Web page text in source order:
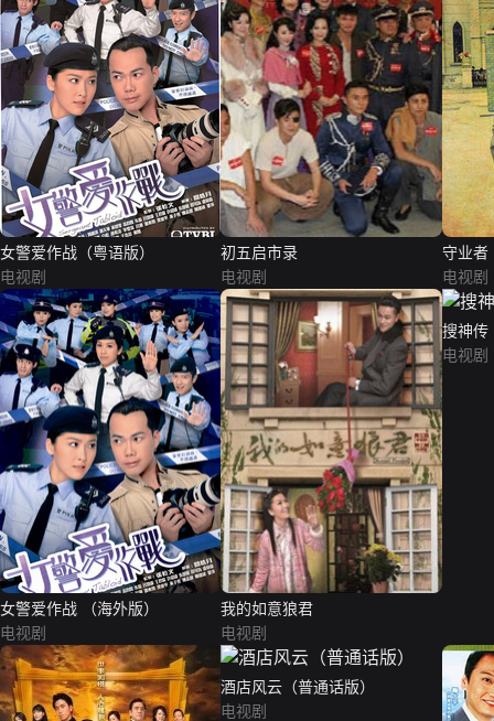
女警爱作战（粤语版）
电视剧
初五启市录
电视剧
守业者
电视剧
女警爱作战 （海外版）
电视剧
我的如意狼君
电视剧
搜神传
电视剧
酒店风云（普通话版）
电视剧